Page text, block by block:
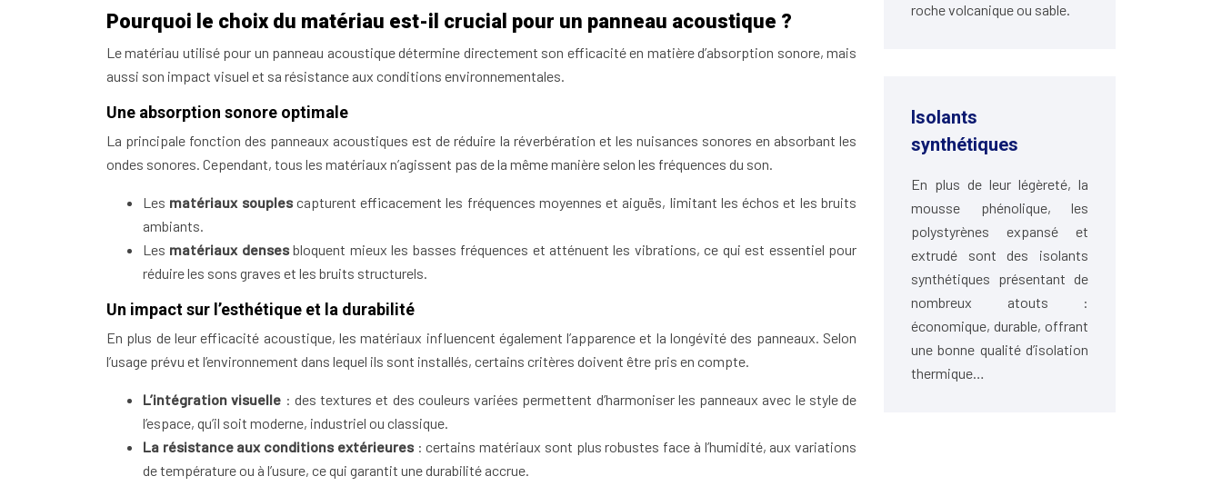
Pourquoi le choix du matériau est-il crucial pour un panneau acoustique ?
Le matériau utilisé pour un panneau acoustique détermine directement son efficacité en matière d’absorption sonore, mais
aussi son impact visuel et sa résistance aux conditions environnementales.
Une absorption sonore optimale
La principale fonction des panneaux acoustiques est de réduire la réverbération et les nuisances sonores en absorbant les
ondes sonores. Cependant, tous les matériaux n’agissent pas de la même manière selon les fréquences du son.
Les matériaux souplescapturent efficacement les fréquences moyennes et aiguës, limitant les échos et les bruits
ambiants.
Les matériaux densesbloquent mieux les basses fréquences et atténuent les vibrations, ce qui est essentiel pour
réduire les sons graves et les bruits structurels.
Un impact sur l’esthétique et la durabilité
En plus de leur efficacité acoustique, les matériaux influencent également l’apparence et la longévité des panneaux. Selon
l’usage prévu et l’environnement dans lequel ils sont installés, certains critères doivent être pris en compte.
L’intégration visuelle : des textures et des couleurs variées permettent d’harmoniser les panneaux avec le style de
l’espace, qu’il soit moderne, industriel ou classique.
La résistance aux conditions extérieures: certains matériaux sont plus robustes face à l’humidité, aux variations
de température ou à l’usure, ce qui garantit une durabilité accrue.
roche volcanique ou sable.
Isolants
synthétiques
En plus de leur légèreté, la
mousse phénolique, les
polystyrènes expansé et
extrudé sont des isolants
synthétiques présentant de
nombreux atouts :
économique, durable, offrant
une bonne qualité d’isolation
thermique…